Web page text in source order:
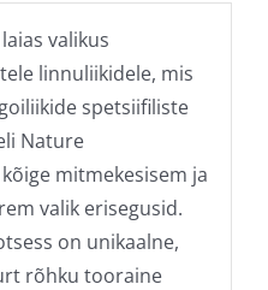
valikus
linnuliikidele, mis
spetsiifiliste
Nature
mitmekesisem ja
valik erisegusid.
on unikaalne,
rõhku tooraine